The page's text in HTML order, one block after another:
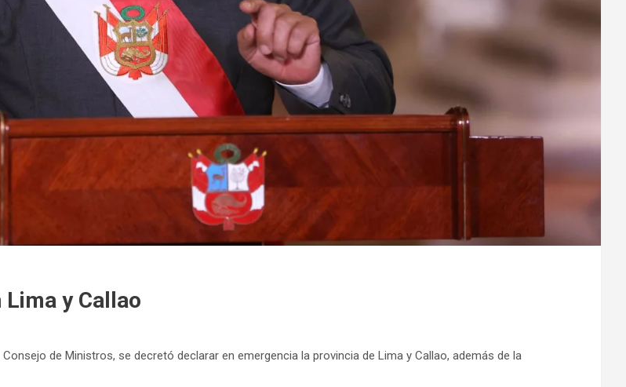
Lima y Callao
de Ministros, se decretó declarar en emergencia la provincia de Lima y Callao, además de la